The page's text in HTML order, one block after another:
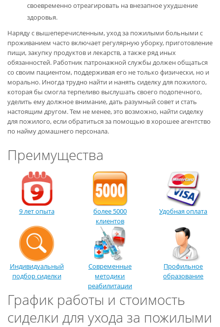
своевременно отреагировать на внезапное ухудшение
здоровья.
Наряду с вышеперечисленным, уход за пожилыми больными с
проживанием часто включает регулярную уборку, приготовление
пищи, закупку продуктов и лекарств, а также ряд иных
обязанностей. Работник патронажной службы должен общаться
со своим пациентом, поддерживая его не только физически, но и
морально. Иногда трудно найти и нанять сиделку для пожилого,
которая бы смогла терпеливо выслушать своего подопечного,
уделить ему должное внимание, дать разумный совет и стать
настоящим другом. Тем не менее, это возможно, найти сиделку
для пожилого, если обратиться за помощью в хорошее агентство
по найму домашнего персонала.
Преимущества
9 лет опыта
более 5000
клиентов
Удобная оплата
Индивидуальный
подбор сиделки
Современные
методики
реабилитации
Профильное
образование
График работы и стоимость
сиделки для ухода за пожилыми